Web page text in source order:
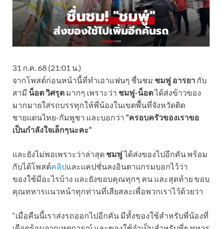
31 ก.ค. 68 (21:01 น.)
จากโพสต์ก่อนหน้านี้ที่ทำเอาแฟนๆ ชื่นชม ชมพู่ อารยา กับ
สามี น็อต วิศรุต มากๆ เพราะว่า ชมพู่-น็อตได้ส่งข้าวของ
มากมายใส่รถบรรทุกให้พี่น้องในเขตพื้นที่จังหวัดติด
ชายแดนไทย-กัมพูชา และบอกว่า “ครอบครัวของเราขอ
เป็นกำลังใจเล็กๆนะคะ”
และยังไม่พอเพราะว่าล่าสุด ชมพู่ได้ส่งของไปอีกคัน พร้อม
กับได้โพสต์คลิปและแคปชั่นลงอินตาแกรมบอกไว้ว่า
ของใช้มีอะไรบ้าง และยังขอบคุณทุกๆ คน และสุดท้าย ขอบ
คุณทหารเเนวหน้าทุกท่านที่เสียสละเพื่อพวกเราไว้ด้วยว่า
“เมื่อคืนนี้เราส่งรถออกไปอีกคัน มีทั้งของใช้สำหรับพี่น้องที่